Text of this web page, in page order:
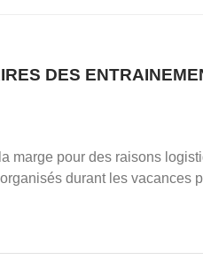
DES
marge pour des raisons
durant les vacances